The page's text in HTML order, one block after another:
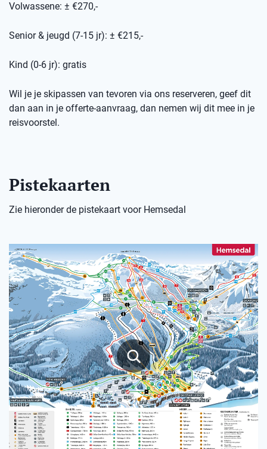
Volwassene: ± €270,-
Senior & jeugd (7-15 jr): ± €215,-
Kind (0-6 jr): gratis
Wil je je skipassen van tevoren via ons reserveren, geef dit
dan aan in je offerte-aanvraag, dan nemen wij dit mee in je
reisvoorstel.
Pistekaarten
Zie hieronder de pistekaart voor Hemsedal